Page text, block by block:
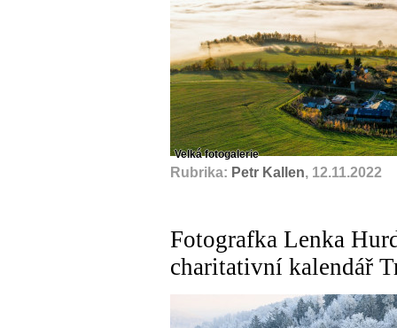
Velká fotogalerie
Rubrika: Petr Kallen, 12.11.2022
Fotografka Lenka
charitativní kalendář